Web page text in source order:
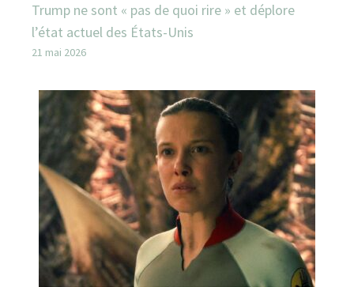
Trump ne sont « pas de quoi rire » et déplore
l’état actuel des États-Unis
21 mai 2026